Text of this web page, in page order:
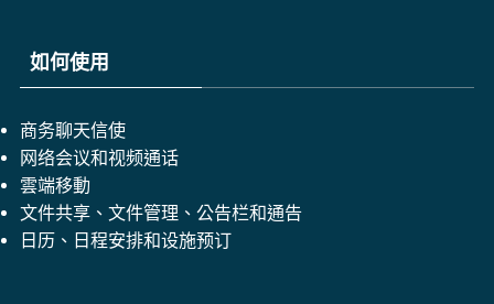
如何使用
商务聊天信使
网络会议和视频通话
雲端移動
文件共享、文件管理、公告栏和通告
日历、日程安排和设施预订